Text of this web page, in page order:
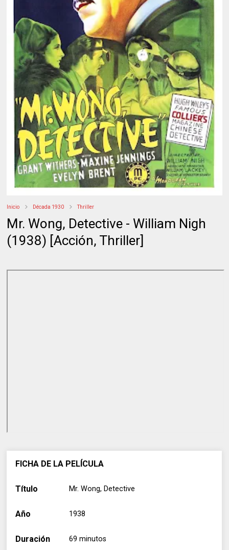
Inicio Década 1930 Thriller
Mr. Wong, Detective - William Nigh
(1938) [Acción, Thriller]
FICHA DE LA PELÍCULA
Título Mr. Wong, Detective
Año 1938
Duración 69 minutos